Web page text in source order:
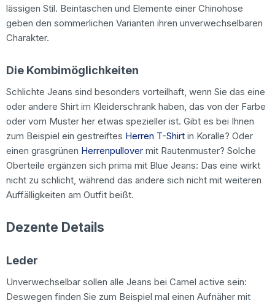
lässigen Stil. Beintaschen und Elemente einer Chinohose
geben den sommerlichen Varianten ihren unverwechselbaren
Charakter.
Die Kombimöglichkeiten
Schlichte Jeans sind besonders vorteilhaft, wenn Sie das eine
oder andere Shirt im Kleiderschrank haben, das von der Farbe
oder vom Muster her etwas spezieller ist. Gibt es bei Ihnen
zum Beispiel ein gestreiftes Herren T-Shirt in Koralle? Oder
einen grasgrünen Herrenpullover mit Rautenmuster? Solche
Oberteile ergänzen sich prima mit Blue Jeans: Das eine wirkt
nicht zu schlicht, während das andere sich nicht mit weiteren
Auffälligkeiten am Outfit beißt.
Dezente Details
Leder
Unverwechselbar sollen alle Jeans bei Camel active sein:
Deswegen finden Sie zum Beispiel mal einen Aufnäher mit